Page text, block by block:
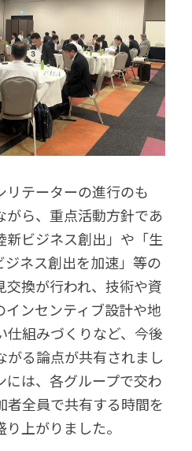
テーターの進行のも
がら、重点活動方針であ
新ビジネス創出」や「生
ネス創出を加速」等の
交換が行われ、技術や資
ンセンティブ設計や地
仕組みづくりなど、今後
がる論点が共有されまし
には、各グループで交わ
者全員で共有する時間を
上がりました。